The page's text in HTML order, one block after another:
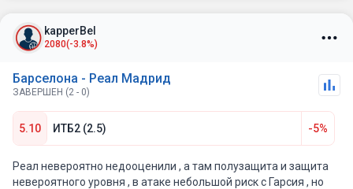
Реал полностью провалил сезон. Деду Пересу есть над чем
подумать.
петиция, которую подписали уже более 200сот тысяч людей в
интернете.
Винисиус добился своего, по новому контракту все, что будет
планировать клуб, будут обсуждать с бразильцем.
К сожалению, большая ошибка со стороны руководства клуба.
kapperBel
2080(-3.8%)
Барселона - Реал Мадрид
ЗАВЕРШЕН (2 - 0)
5.10 ИТБ2 (2.5) -5%
Реал невероятно недооценили , а там полузащита и защита
невероятного уровня , в атаке небольшой риск с Гарсия , но